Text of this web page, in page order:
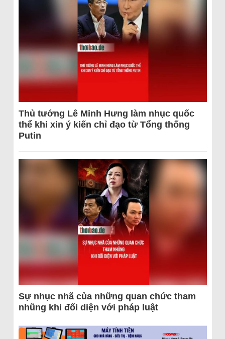
Thủ tướng Lê Minh Hưng làm nhục quốc
thể khi xin ý kiến chỉ đạo từ Tổng thống
Putin
Sự nhục nhã của những quan chức tham
nhũng khi đối diện với pháp luật